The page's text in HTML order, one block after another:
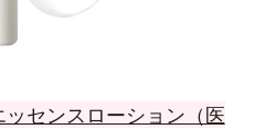
センスローション（医